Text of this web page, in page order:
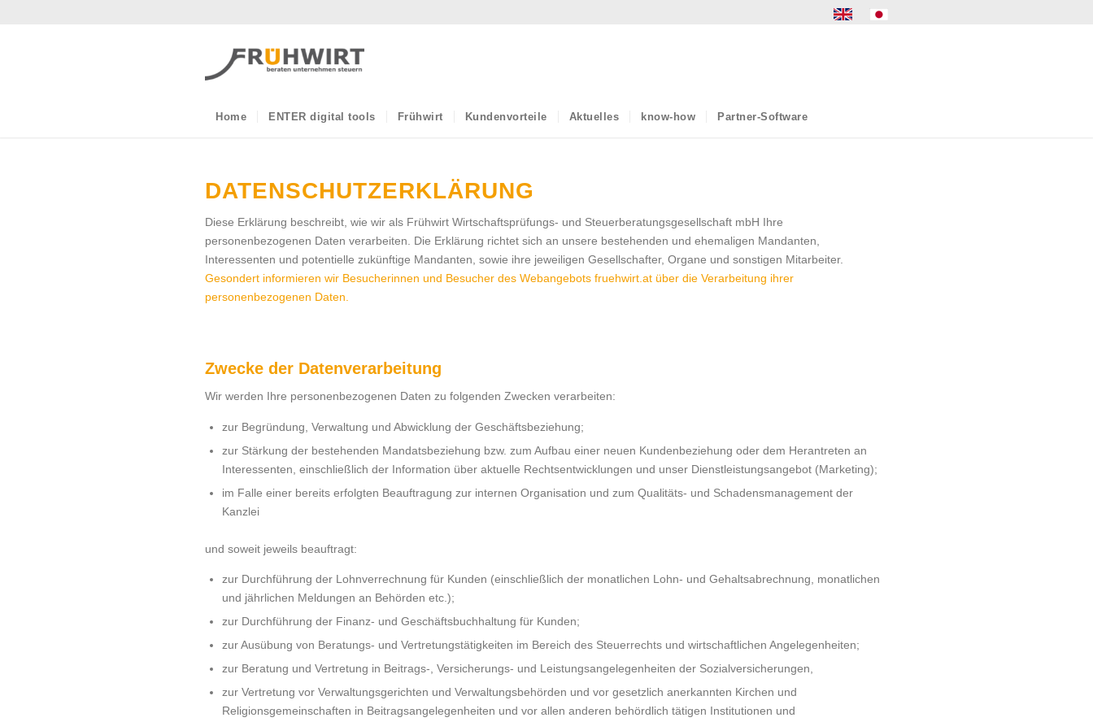
Home ENTER digital tools Frühwirt Kundenvorteile Aktuelles know-how Partner-Software
DATENSCHUTZERKLÄRUNG
Diese Erklärung beschreibt, wie wir als Frühwirt Wirtschaftsprüfungs- und Steuerberatungsgesellschaft mbH Ihre
personenbezogenen Daten verarbeiten. Die Erklärung richtet sich an unsere bestehenden und ehemaligen Mandanten,
Interessenten und potentielle zukünftige Mandanten, sowie ihre jeweiligen Gesellschafter, Organe und sonstigen Mitarbeiter.
Gesondert informieren wir Besucherinnen und Besucher des Webangebots fruehwirt.at über die Verarbeitung ihrer
personenbezogenen Daten.
Zwecke der Datenverarbeitung
Wir werden Ihre personenbezogenen Daten zu folgenden Zwecken verarbeiten:
zur Begründung, Verwaltung und Abwicklung der Geschäftsbeziehung;
zur Stärkung der bestehenden Mandatsbeziehung bzw. zum Aufbau einer neuen Kundenbeziehung oder dem Herantreten an
Interessenten, einschließlich der Information über aktuelle Rechtsentwicklungen und unser Dienstleistungsangebot (Marketing);
im Falle einer bereits erfolgten Beauftragung zur internen Organisation und zum Qualitäts- und Schadensmanagement der
Kanzlei
und soweit jeweils beauftragt:
zur Durchführung der Lohnverrechnung für Kunden (einschließlich der monatlichen Lohn- und Gehaltsabrechnung, monatlichen
und jährlichen Meldungen an Behörden etc.);
zur Durchführung der Finanz- und Geschäftsbuchhaltung für Kunden;
zur Ausübung von Beratungs- und Vertretungstätigkeiten im Bereich des Steuerrechts und wirtschaftlichen Angelegenheiten;
zur Beratung und Vertretung in Beitrags-, Versicherungs- und Leistungsangelegenheiten der Sozialversicherungen,
zur Vertretung vor Verwaltungsgerichten und Verwaltungsbehörden und vor gesetzlich anerkannten Kirchen und
Religionsgemeinschaften in Beitragsangelegenheiten und vor allen anderen behördlich tätigen Institutionen und